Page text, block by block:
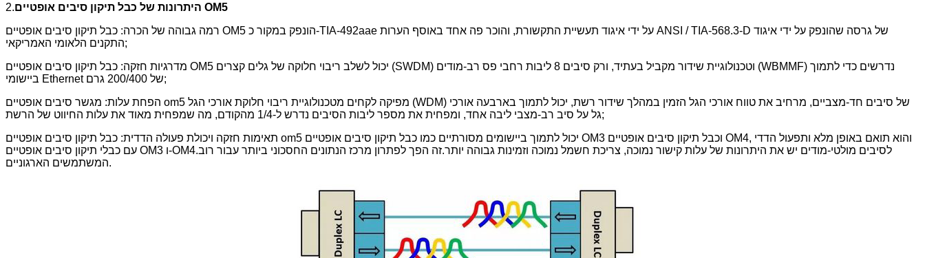
2.
היתרונות של כבל תיקון סיבים אופטיים OM5
רמה גבוהה של הכרה: כבל תיקון סיבים אופטיים OM5 הונפק במקור כ-TIA-492aae על ידי איגוד תעשיית התקשורת, והוכר פה אחד באוסף הערות ANSI / TIA-568.3-D של גרסה שהונפק על ידי איגוד
התקנים הלאומי האמריקאי;
מדרגיות חזקה: כבל תיקון סיבים אופטיים OM5 יכול לשלב ריבוי חלוקה של גלים קצרים (SWDM) וטכנולוגיית שידור מקביל בעתיד, ורק סיבים 8 ליבות רחבי פס רב-מודים (WBMMF) נדרשים כדי לתמוך
ביישומי Ethernet של 200/400 גרם;
הפחת עלות: מגשר סיבים אופטיים om5 מפיקה לקחים מטכנולוגיית ריבוי חלוקת אורכי הגל (WDM) של סיבים חד-מצביים, מרחיב את טווח אורכי הגל הזמין במהלך שידור רשת, יכול לתמוך בארבעה אורכי
גל על ​​סיב רב-מצבי ליבה אחד, ומפחית את מספר ליבות הסיבים נדרש ל-1/4 מהקודם, מה שמפחית מאוד את עלות החיווט של הרשת;
תאימות חזקה ויכולת פעולה הדדית: כבל תיקון סיבים אופטיים om5 יכול לתמוך ביישומים מסורתיים כמו כבל תיקון סיבים אופטיים OM3 וכבל תיקון סיבים אופטיים OM4, והוא תואם באופן מלא ותפעול הדדי
עם כבלי תיקון סיבים אופטיים OM3 ו-OM4.לסיבים מולטי-מודים יש את היתרונות של עלות קישור נמוכה, צריכת חשמל נמוכה וזמינות גבוהה יותר.זה הפך לפתרון מרכז הנתונים החסכוני ביותר עבור רוב
המשתמשים הארגוניים.